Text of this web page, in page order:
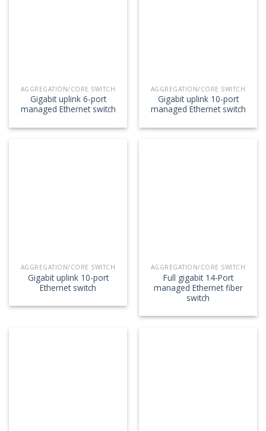
AGGREGATION/CORE SWITCH
Gigabit uplink 6-port
managed Ethernet switch
AGGREGATION/CORE SWITCH
Gigabit uplink 10-port
managed Ethernet switch
AGGREGATION/CORE SWITCH
Gigabit uplink 10-port
Ethernet switch
AGGREGATION/CORE SWITCH
Full gigabit 14-Port
managed Ethernet fiber
switch